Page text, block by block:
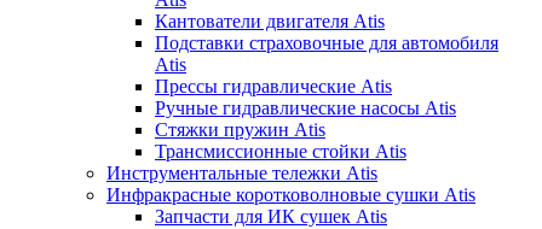
Кантователи двигателя Atis
Подставки страховочные для автомобиля
Atis
Прессы гидравлические Atis
Ручные гидравлические насосы Atis
Стяжки пружин Atis
Трансмиссионные стойки Atis
Инструментальные тележки Atis
Инфракрасные коротковолновые сушки Atis
Запчасти для ИК сушек Atis